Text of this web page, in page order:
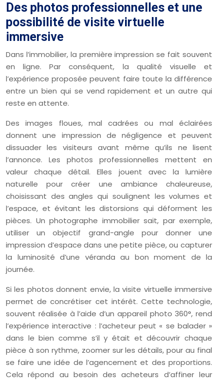
Des photos professionnelles et une
possibilité de visite virtuelle
immersive
Dans l’immobilier, la première impression se fait souvent
en ligne. Par conséquent, la qualité visuelle et
l’expérience proposée peuvent faire toute la différence
entre un bien qui se vend rapidement et un autre qui
reste en attente.
Des images floues, mal cadrées ou mal éclairées
donnent une impression de négligence et peuvent
dissuader les visiteurs avant même qu’ils ne lisent
l’annonce. Les photos professionnelles mettent en
valeur chaque détail. Elles jouent avec la lumière
naturelle pour créer une ambiance chaleureuse,
choisissant des angles qui soulignent les volumes et
l’espace, et évitant les distorsions qui déforment les
pièces. Un photographe immobilier sait, par exemple,
utiliser un objectif grand-angle pour donner une
impression d’espace dans une petite pièce, ou capturer
la luminosité d’une véranda au bon moment de la
journée.
Si les photos donnent envie, la visite virtuelle immersive
permet de concrétiser cet intérêt. Cette technologie,
souvent réalisée à l’aide d’un appareil photo 360°, rend
l’expérience interactive : l’acheteur peut « se balader »
dans le bien comme s’il y était et découvrir chaque
pièce à son rythme, zoomer sur les détails, pour au final
se faire une idée de l’agencement et des proportions.
Cela répond au besoin des acheteurs d’affiner leur